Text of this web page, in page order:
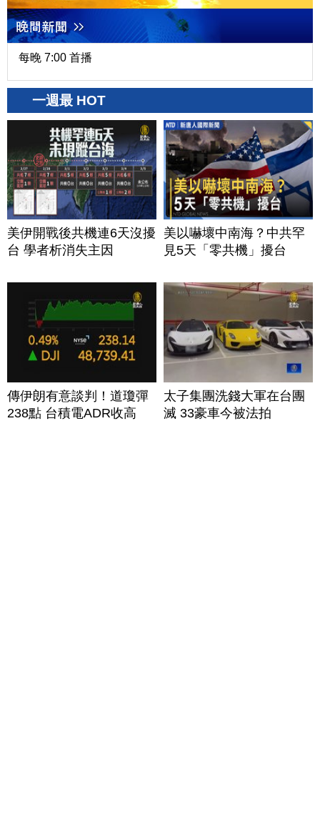
每晚 7:00 首播
一週最 HOT
美伊開戰後共機連6天沒擾
台 學者析消失主因
美以嚇壞中南海？中共罕
見5天「零共機」擾台
傳伊朗有意談判！道瓊彈
238點 台積電ADR收高
太子集團洗錢大軍在台團
滅 33豪車今被法拍